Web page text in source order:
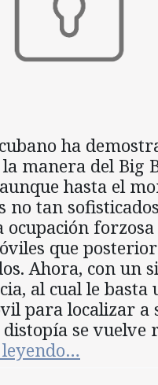
ha
manera del Big
hasta el
no tan
ocupación forzosa
que
Ahora, con un
al cual le basta
para localizar a
se vuelve